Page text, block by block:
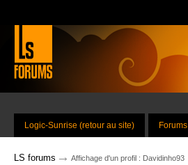
Logic-Sunrise (retour au site) Forums
LS forums → Affichage d'un profil : Davidinho93